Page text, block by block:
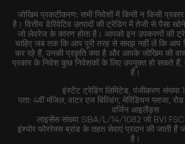
जोखिम प्रकटीकरण: सभी निवेशों में किसी न किसी प्रकार
है। वित्तीय डेरिवेटिव उत्पादों की ट्रेडिंग में तेजी से पैसा
जो लेवरेज के कारण होता है। आपको इन उपकरणों की
चाहिए जब तक कि आप पूरी तरह से समझ नहीं लें कि आप
कर रहे हैं, उनकी प्रकृति क्या है और आपके जोखिम की
प्रकार के निवेश कुछ निवेशकों के लिए उपयुक्त हो सकते हैं,
हैं।
इंस्टेंट ट्रेडिंग लिमिटेड, पंजीकरण संख्या
पता: 4वीं मंजिल, वाटर एज बिल्डिंग, मेरिडियन प्लाजा, रोड
वर्जिन आइलैंड्स
लाइसेंस संख्या SIBA/L/14/1082 जो BVI FSC
इंश्योर फोररेक्स ब्रांड के तहत सेवाएं प्रदान की जाती हैं
है।